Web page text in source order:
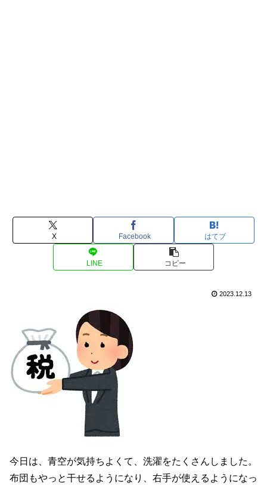
X Facebook はてブ
LINE コピー
2023.12.13
今日は、青空が気持ちよくて、洗濯をたくさんしました。
布団もやっと干せるようになり、右手が使えるようになっ